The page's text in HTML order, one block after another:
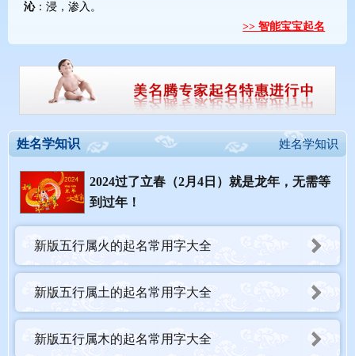
沁：浸，渗入。
>> 智能宝宝起名
姓名学知识
姓名学知识
2024过了立春（2月4日）就是龙年，无需等
到过年！
新版五行属火的起名常用字大全
新版五行属土的起名常用字大全
新版五行属木的起名常用字大全